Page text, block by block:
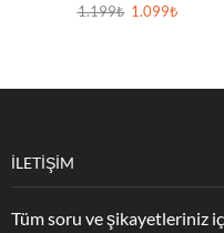
1.199₺ 1.099₺
İLETİŞİM
Tüm soru ve şikayetleriniz